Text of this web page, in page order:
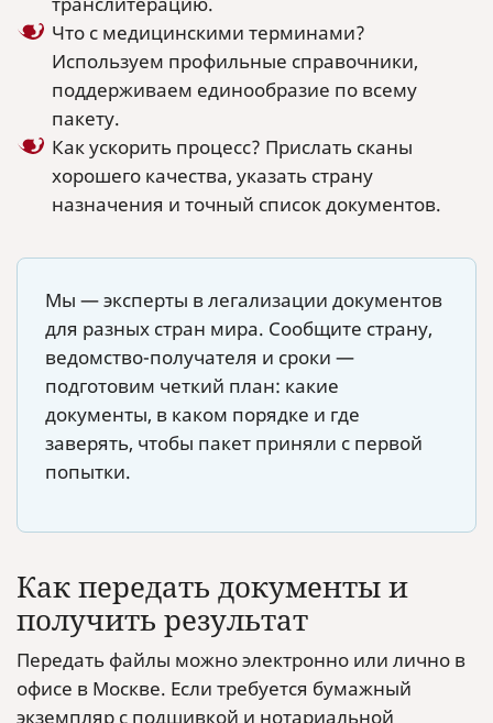
Что с медицинскими терминами?
Используем профильные справочники,
поддерживаем единообразие по всему
пакету.
Как ускорить процесс? Прислать сканы
хорошего качества, указать страну
назначения и точный список документов.
Мы — эксперты в легализации документов
для разных стран мира. Сообщите страну,
ведомство-получателя и сроки —
подготовим четкий план: какие
документы, в каком порядке и где
заверять, чтобы пакет приняли с первой
попытки.
Как передать документы и
получить результат
Передать файлы можно электронно или лично в
офисе в Москве. Если требуется бумажный
экземпляр с подшивкой и нотариальной